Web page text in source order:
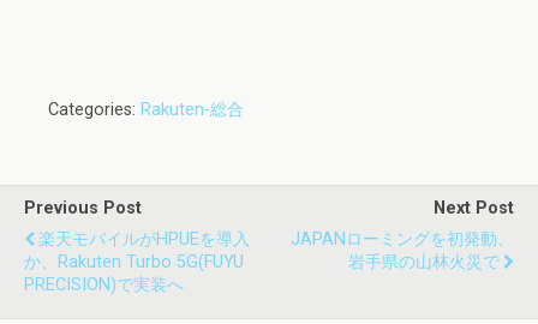
Categories: Rakuten-総合
Previous Post
楽天モバイルがHPUEを導入
か、Rakuten Turbo 5G(FUYU
PRECISION)で実装へ
Next Post
JAPANローミングを初発動、
岩手県の山林火災で